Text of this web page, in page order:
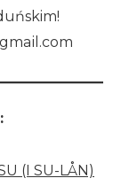
(I SU-LÅN)